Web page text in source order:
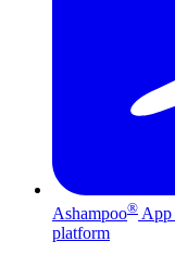
Ashampoo® App
platform